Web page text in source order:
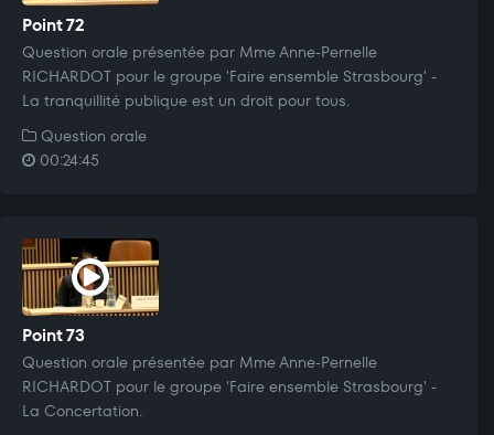
Point 72
Question orale présentée par Mme Anne-Pernelle
RICHARDOT pour le groupe 'Faire ensemble Strasbourg' -
La tranquillité publique est un droit pour tous.
Question orale
00:24:45
Point 73
Question orale présentée par Mme Anne-Pernelle
RICHARDOT pour le groupe 'Faire ensemble Strasbourg' -
La Concertation.